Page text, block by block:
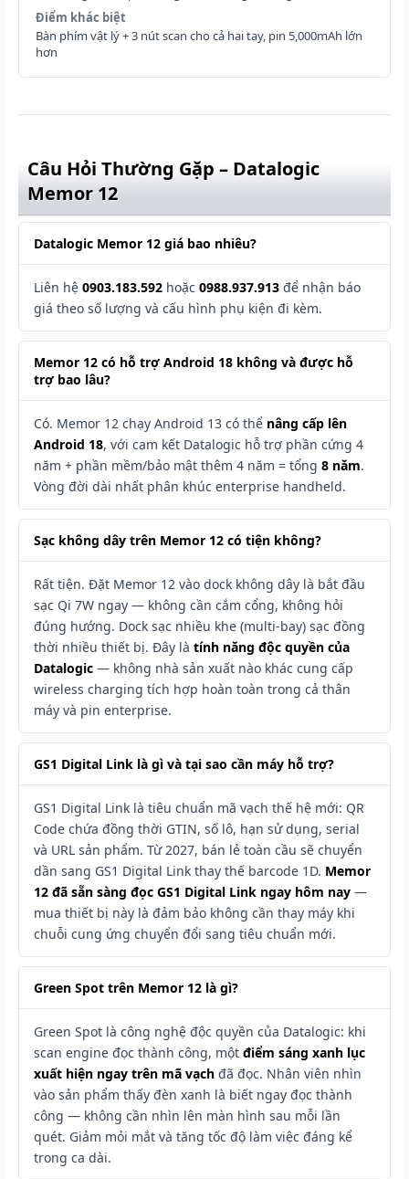
Điểm khác biệt
Bàn phím vật lý + 3 nút scan cho cả hai tay, pin 5,000mAh lớn
hơn
Câu Hỏi Thường Gặp – Datalogic
Memor 12
Datalogic Memor 12 giá bao nhiêu?
Liên hệ 0903.183.592 hoặc 0988.937.913 để nhận báo
giá theo số lượng và cấu hình phụ kiện đi kèm.
Memor 12 có hỗ trợ Android 18 không và được hỗ
trợ bao lâu?
Có. Memor 12 chạy Android 13 có thể nâng cấp lên
Android 18, với cam kết Datalogic hỗ trợ phần cứng 4
năm + phần mềm/bảo mật thêm 4 năm = tổng 8 năm.
Vòng đời dài nhất phân khúc enterprise handheld.
Sạc không dây trên Memor 12 có tiện không?
Rất tiện. Đặt Memor 12 vào dock không dây là bắt đầu
sạc Qi 7W ngay — không cần cắm cổng, không hỏi
đúng hướng. Dock sạc nhiều khe (multi-bay) sạc đồng
thời nhiều thiết bị. Đây là tính năng độc quyền của
Datalogic — không nhà sản xuất nào khác cung cấp
wireless charging tích hợp hoàn toàn trong cả thân
máy và pin enterprise.
GS1 Digital Link là gì và tại sao cần máy hỗ trợ?
GS1 Digital Link là tiêu chuẩn mã vạch thế hệ mới: QR
Code chứa đồng thời GTIN, số lô, hạn sử dụng, serial
và URL sản phẩm. Từ 2027, bán lẻ toàn cầu sẽ chuyển
dần sang GS1 Digital Link thay thế barcode 1D. Memor
12 đã sẵn sàng đọc GS1 Digital Link ngay hôm nay —
mua thiết bị này là đảm bảo không cần thay máy khi
chuỗi cung ứng chuyển đổi sang tiêu chuẩn mới.
Green Spot trên Memor 12 là gì?
Green Spot là công nghệ độc quyền của Datalogic: khi
scan engine đọc thành công, một điểm sáng xanh lục
xuất hiện ngay trên mã vạch đã đọc. Nhân viên nhìn
vào sản phẩm thấy đèn xanh là biết ngay đọc thành
công — không cần nhìn lên màn hình sau mỗi lần
quét. Giảm mỏi mắt và tăng tốc độ làm việc đáng kể
trong ca dài.